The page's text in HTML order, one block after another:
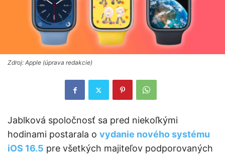
Zdroj: Apple (úprava redakcie)
Jablková spoločnosť sa pred niekoľkými
hodinami postarala o vydanie nového systému
iOS 16.5 pre všetkých majiteľov podporovaných